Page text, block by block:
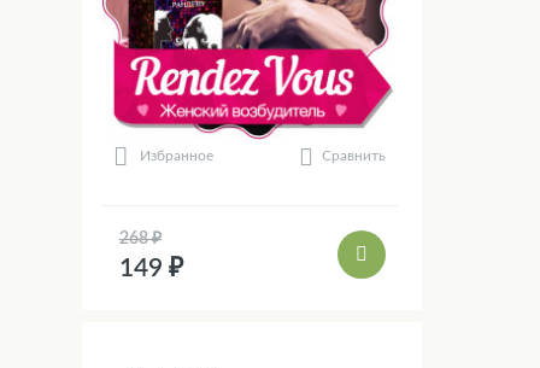
Избранное Сравнить
268 ₽
149 ₽